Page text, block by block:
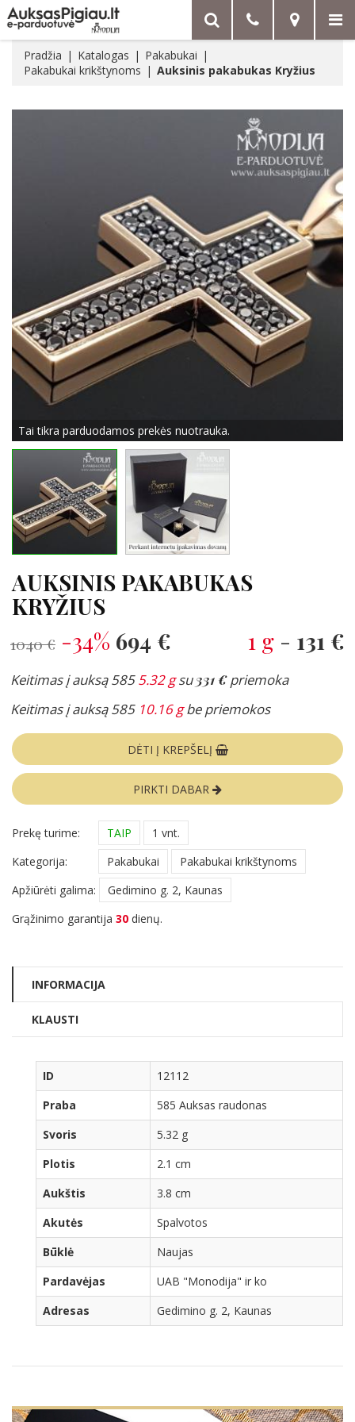
Pradžia Katalogas
Pakabukai
Pakabukai krikštynoms
Auksinis pakabukas Kryžius
Tai tikra parduodamos prekės nuotrauka.
AUKSINIS PAKABUKAS
KRYŽIUS
1040 € -34% 694 € 1 g - 131 €
Keitimas į auksą 5855.32 gsu331 €priemoka
Keitimas į auksą 585 10.16 gbe priemokos
DĖTI Į KREPŠELĮ
PIRKTI DABAR
Prekę turime: TAIP
1 vnt.
Kategorija:
Pakabukai
Pakabukai krikštynoms
Apžiūrėti galima:
Gedimino g. 2, Kaunas
Grąžinimo garantija 30 dienų.
INFORMACIJA
KLAUSTI
ID
12112
Praba
585 Auksas raudonas
Svoris
5.32 g
Plotis
2.1 cm
Aukštis
3.8 cm
Akutės
Spalvotos
Būklė
Naujas
Pardavėjas
UAB "Monodija" ir ko
Adresas
Gedimino g. 2, Kaunas